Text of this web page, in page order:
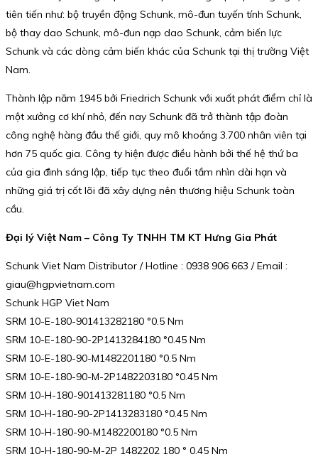
tiên tiến như: bộ truyền động Schunk, mô-đun tuyến tính Schunk,
bộ thay dao Schunk, mô-đun nạp dao Schunk, cảm biến lực
Schunk và các dòng cảm biến khác của Schunk tại thị trường Việt
Nam.
Thành lập năm 1945 bởi Friedrich Schunk với xuất phát điểm chỉ là
một xưởng cơ khí nhỏ, đến nay Schunk đã trở thành tập đoàn
công nghệ hàng đầu thế giới, quy mô khoảng 3.700 nhân viên tại
hơn 75 quốc gia. Công ty hiện được điều hành bởi thế hệ thứ ba
của gia đình sáng lập, tiếp tục theo đuổi tầm nhìn dài hạn và
những giá trị cốt lõi đã xây dựng nên thương hiệu Schunk toàn
cầu.
Đại lý Việt Nam – Công Ty TNHH TM KT Hưng Gia Phát
Schunk Viet Nam Distributor / Hotline : 0938 906 663 / Email :
giau@hgpvietnam.com
Schunk HGP Viet Nam
SRM 10-E-180-901413282180 °0.5 Nm
SRM 10-E-180-90-2P1413284180 °0.45 Nm
SRM 10-E-180-90-M1482201180 °0.5 Nm
SRM 10-E-180-90-M-2P1482203180 °0.45 Nm
SRM 10-H-180-901413281180 °0.5 Nm
SRM 10-H-180-90-2P1413283180 °0.45 Nm
SRM 10-H-180-90-M1482200180 °0.5 Nm
SRM 10-H-180-90-M-2P 1482202 180 ° 0.45 Nm